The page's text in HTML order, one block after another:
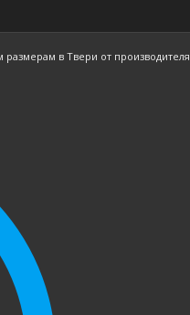
в Твери от производителя